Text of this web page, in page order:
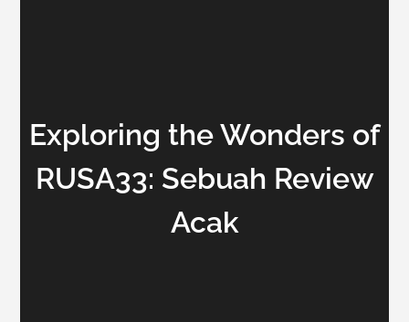
Exploring the Wonders of
RUSA33: Sebuah Review
Acak